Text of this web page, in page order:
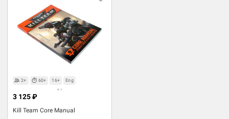
2+ 60+ 16+ Eng
Kill Team Core Manual
3 125 ₽